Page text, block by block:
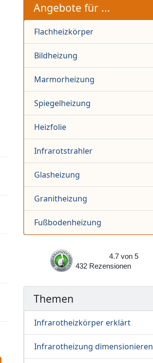
Angebote für ...
Flachheizkörper
Bildheizung
Marmorheizung
Spiegelheizung
Heizfolie
Infrarotstrahler
Glasheizung
Granitheizung
Fußbodenheizung
4.7 von5
432
Rezensionen
Themen
Infrarotheizkörper erklärt
Infrarotheizung dimensionieren